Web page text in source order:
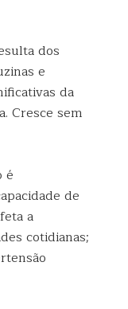
dos
e
da
Cresce sem
é
de
a
cotidianas;